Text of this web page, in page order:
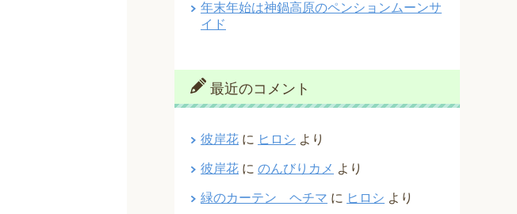
年末年始は神鍋高原のペンションムーンサ
イド
最近のコメント
彼岸花 に ヒロシ より
彼岸花 に のんびりカメ より
緑のカーテン ヘチマ に ヒロシ より